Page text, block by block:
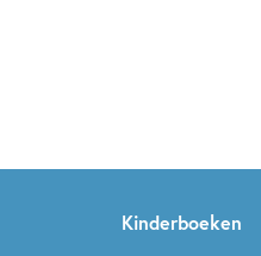
Kinderboeken